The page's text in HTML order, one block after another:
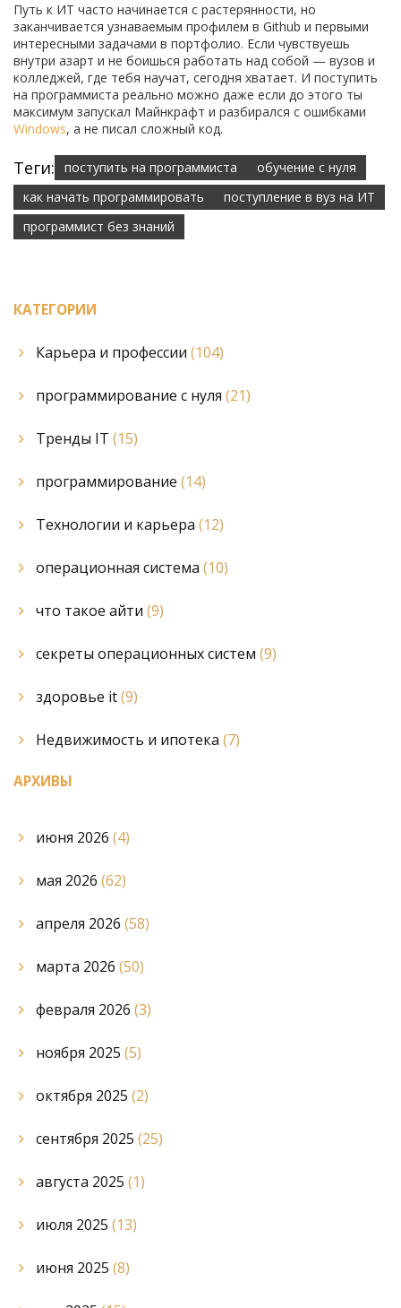
Путь к ИТ часто начинается с растерянности, но
заканчивается узнаваемым профилем в Github и первыми
интересными задачами в портфолио. Если чувствуешь
внутри азарт и не боишься работать над собой — вузов и
колледжей, где тебя научат, сегодня хватает. И поступить
на программиста реально можно даже если до этого ты
максимум запускал Майнкрафт и разбирался с ошибками
Windows, а не писал сложный код.
Теги: поступить на программиста
обучение с нуля
как начать программировать
поступление в вуз на ИТ
программист без знаний
КАТЕГОРИИ
Карьера и профессии (104)
программирование с нуля (21)
Тренды IT (15)
программирование (14)
Технологии и карьера (12)
операционная система (10)
что такое айти (9)
секреты операционных систем (9)
здоровье it(9)
Недвижимость и ипотека (7)
АРХИВЫ
июня 2026 (4)
мая 2026 (62)
апреля 2026 (58)
марта 2026 (50)
февраля 2026 (3)
ноября 2025 (5)
октября 2025 (2)
сентября 2025 (25)
августа 2025 (1)
июля 2025 (13)
июня 2025 (8)